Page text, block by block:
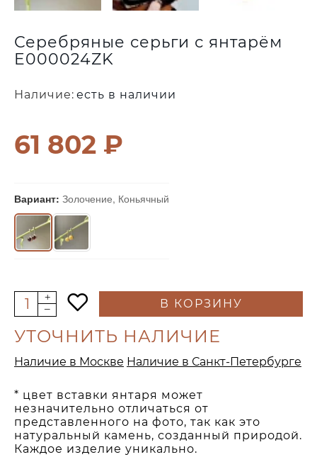
Серебряные серьги с янтарём
E000024ZK
61 802 ₽
Вариант: Золочение, Коньячный
Наличие: есть в наличии
В КОРЗИНУ
* цвет вставки янтаря может
незначительно отличаться от
представленного на фото, так как это
натуральный камень, созданный природой.
Каждое изделие уникально.
УТОЧНИТЬ НАЛИЧИЕ
Наличие в Москве Наличие в Санкт-Петербурге